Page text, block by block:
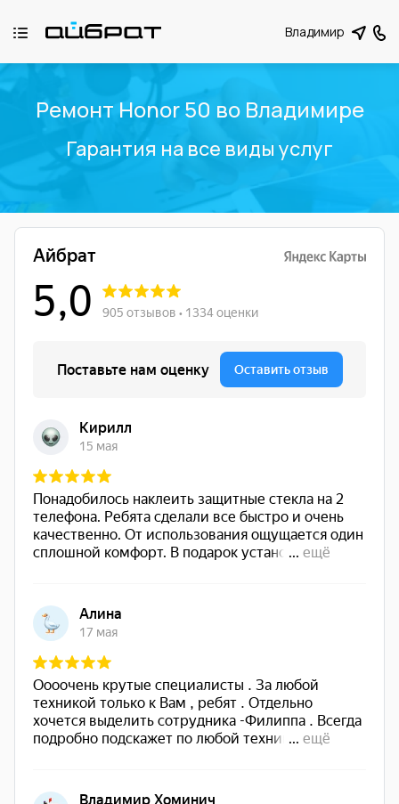
Владимир
Ремонт Honor 50 во Владимире
Гарантия на все виды услуг